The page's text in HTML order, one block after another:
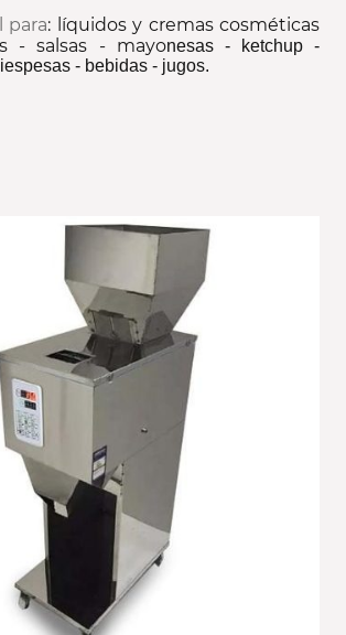
para: líquidos y cremas cosméticas
- salsas - mayonesas - ketchup -
- bebidas - jugos.